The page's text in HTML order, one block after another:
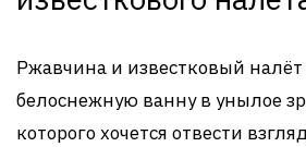
Ржавчина и известковый
белоснежную ванну в унылое
которого хочется отвести